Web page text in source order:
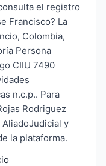
el registro
Francisco? La
Colombia,
Persona
CIIU 7490
n.c.p.. Para
Rodriguez
y
la plataforma.